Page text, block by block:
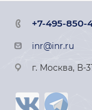
+7-495-850-
inr@inr.ru
г. Москва, В-